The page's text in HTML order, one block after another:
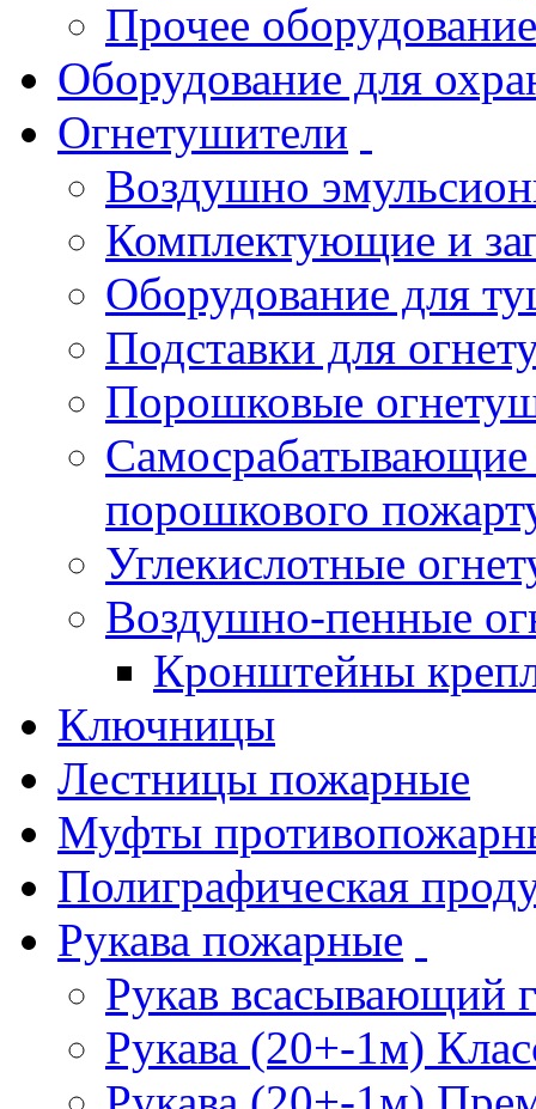
Прочее оборудование
Оборудование для
Огнетушители
Воздушно
Комплектующие и
Оборудование для
Подставки для
Порошковые
порошкового
Углекислотные
Воздушно-пенные
Кронштейны
Ключницы
Лестницы пожарные
Муфты
Полиграфическая
Рукава пожарные
Рукав всасывающий
Рукава (20+-1м)